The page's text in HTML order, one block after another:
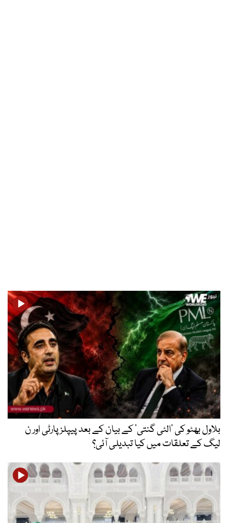
بلاول بھٹو کی ’الٹی گنتی‘ کے بیان کے بعد پیپلز پارٹی اور ن
لیگ کے تعلقات میں کیا تبدیلی آئی؟